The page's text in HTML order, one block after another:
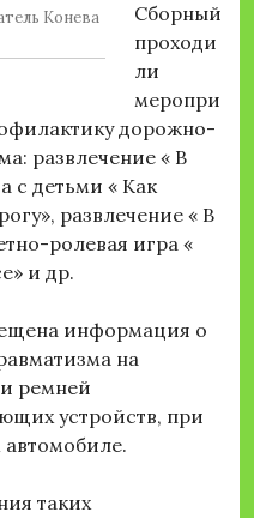
Конева
Сборный
проходи
ли
меропри
дорожно-
развлечение « В
с детьми « Как
развлечение « В
ролевая игра «
и др.
информация о
на
ремней
устройств, при
автомобиле.
таких